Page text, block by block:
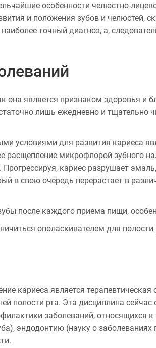
особенности челюстно-
и положения зубов и челюстей,
точный диагноз, а,
является признаком здоровья и
лишь ежедневно и тщательно
условиями для развития кариеса
микрофлорой зубного
кариес разрушает
в свою очередь перерастает в
после каждого приема пищи,
ополаскивателем для полости
кариеса является
полости рта. Эта дисциплина сейчас
заболеваний, относящихся к
эндодонтию (науку о